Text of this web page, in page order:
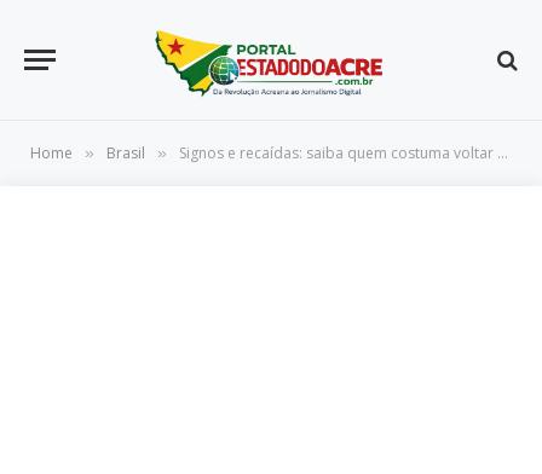
Home » Brasil » Signos e recaídas: saiba quem costuma voltar atrás e reata com o ex